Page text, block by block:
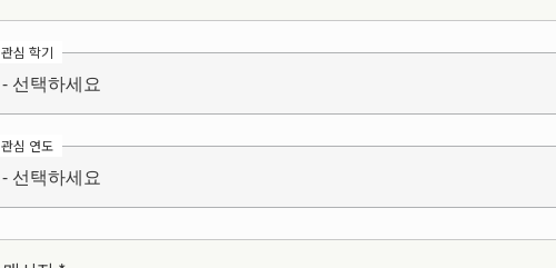
- 선택하세요
관심 학기
- 선택하세요
관심 연도